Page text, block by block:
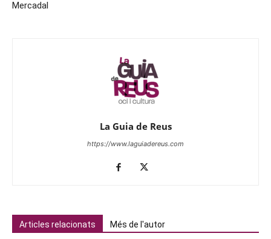
Mercadal
La Guia de Reus
https://www.laguiadereus.com
Articles relacionats Més de l'autor